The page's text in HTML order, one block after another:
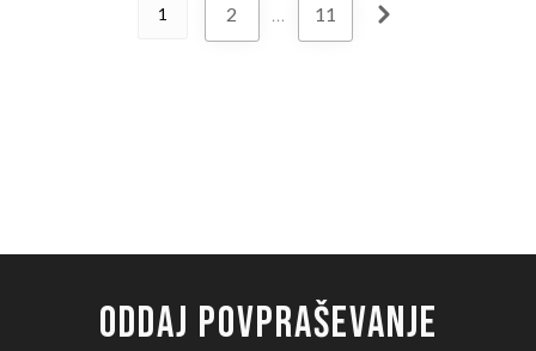
1 2 … 11
ODDAJ POVPRAŠEVANJE